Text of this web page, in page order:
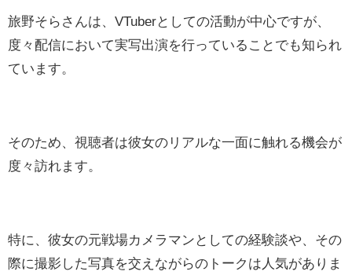
旅野そらさんは、VTuberとしての活動が中心ですが、
度々配信において実写出演を行っていることでも知られ
ています。
そのため、視聴者は彼女のリアルな一面に触れる機会が
度々訪れます。
特に、彼女の元戦場カメラマンとしての経験談や、その
際に撮影した写真を交えながらのトークは人気がありま